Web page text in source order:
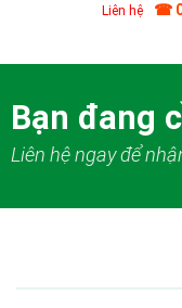
Liên hệ ☎
Bạn đang
Liên hệ ngay để